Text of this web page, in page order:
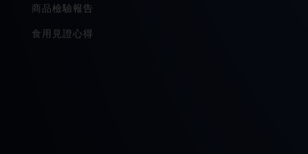
商品檢驗報告
食用見證心得